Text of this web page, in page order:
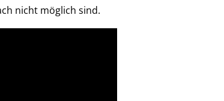
nicht möglich sind.